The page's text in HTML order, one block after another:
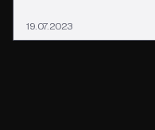
19.07.2023